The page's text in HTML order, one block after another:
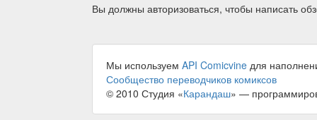
Вы должны авторизоваться, чтобы написать
Мы используем API Comicvine для
Сообщество переводчиков комиксов
© 2010 Студия «Карандаш» —